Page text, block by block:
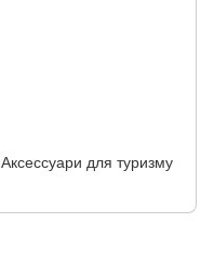
Аксессуари для туризму